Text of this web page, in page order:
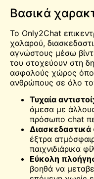
Βασικά
Το Only2Chat
χαλαρού,
αγνώστους μέσω
του στοχεύουν στη
ασφαλούς χώρος
ανθρώπους σε όλο
Τυχαία
άμεσα με
πρόσωπο chat
Διασκεδαστικά
έξτρα
παιχνιδιάρικα
Εύκολη
βοηθά να